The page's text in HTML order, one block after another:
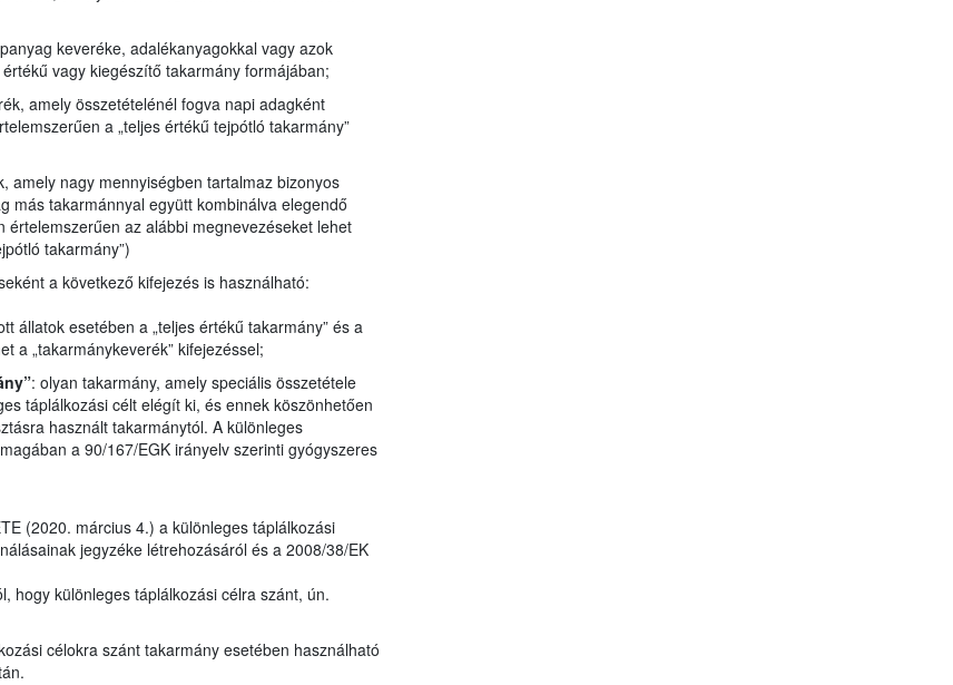
keveréke, adalékanyagokkal vagy azok
vagy kiegészítő takarmány formájában;
amely összetételénél fogva napi adagként
a „teljes értékű tejpótló takarmány”
amely nagy mennyiségben tartalmaz bizonyos
más takarmánnyal együtt kombinálva elegendő
értelemszerűen az alábbi megnevezéseket lehet
takarmány”)
a következő kifejezés is használható:
állatok esetében a „teljes értékű takarmány” és a
a „takarmánykeverék” kifejezéssel;
: olyan takarmány, amely speciális összetétele
táplálkozási célt elégít ki, és ennek köszönhetően
használt takarmánytól. A különleges
a 90/167/EGK irányelv szerinti gyógyszeres
(2020. március 4.) a különleges táplálkozási
jegyzéke létrehozásáról és a 2008/38/EK
hogy különleges táplálkozási célra szánt, ún.
célokra szánt takarmány esetében használható